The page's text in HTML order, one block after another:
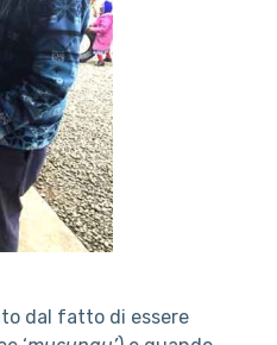
dal fatto di essere